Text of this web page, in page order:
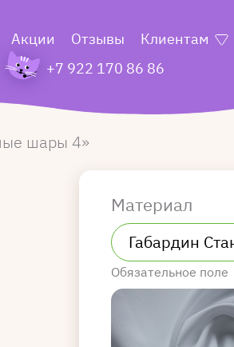
Акции Отзывы Клиентам
+7 922 170 86 86
шары 4
Материал
Обязательное поле